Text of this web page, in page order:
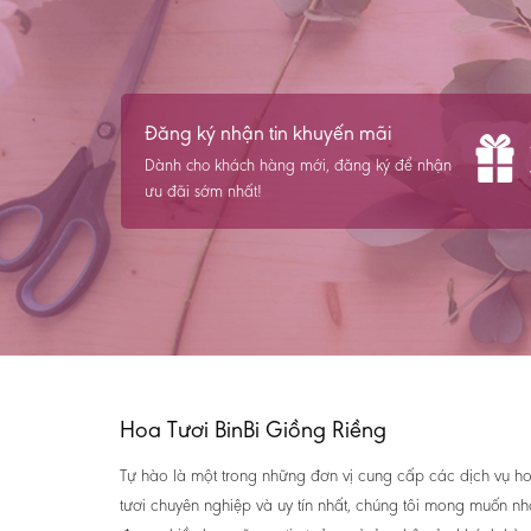
Đăng ký nhận tin khuyến mãi
Dành cho khách hàng mới, đăng ký để nhận
ưu đãi sớm nhất!
Hoa Tươi BinBi Giồng Riềng
Tự hào là một trong những đơn vị cung cấp các dịch vụ
tươi chuyên nghiệp và uy tín nhất, chúng tôi mong muốn